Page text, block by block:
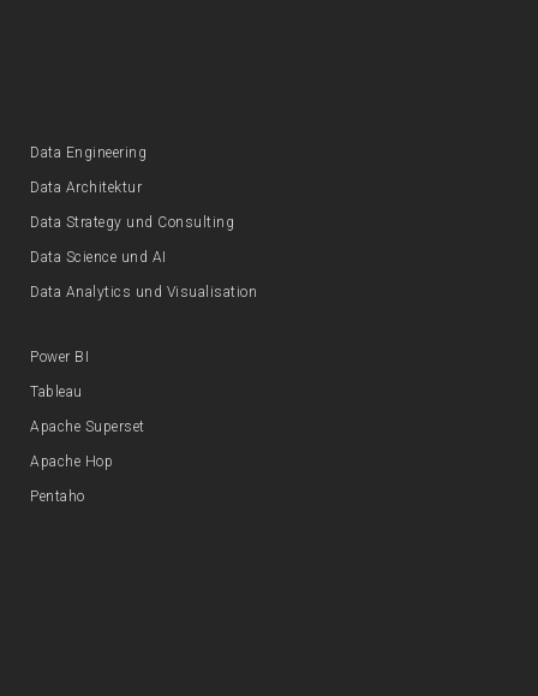
Data Engineering
Data Architektur
Data Strategy und Consulting
Data Science und AI
Data Analytics und Visualisation
Power BI
Tableau
Apache Superset
Apache Hop
Pentaho